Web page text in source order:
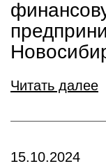
Читать далее
15.10.2024